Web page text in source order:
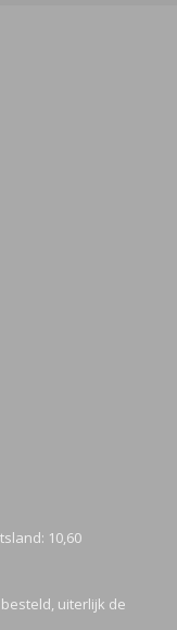
10,60
uiterlijk de